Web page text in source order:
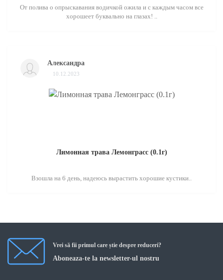
От полива о опрыскавания водичкой ожила и с каждым часом все
хорошеет буквально на глазах! ..
Александра
10.12.2023
Лимонная трава Лемонграсс (0.1г)
Взошла на 6 день, надеюсь вырастить хорошие кустики..
Vrei să fii primul care știe despre reduceri?
Aboneaza-te la newsletter-ul nostru